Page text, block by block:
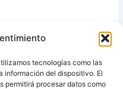
tecnologías como las
información del dispositivo. El
permitirá procesar datos como
compartir,
con nosotr@s.